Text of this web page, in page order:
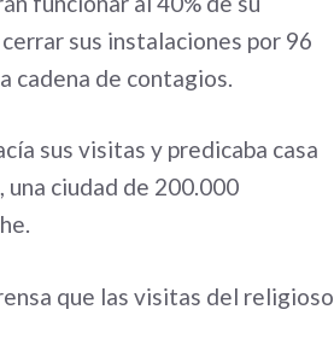
sus instalaciones por 96
cadena de contagios.
sus visitas y predicaba casa
una ciudad de 200.000
que las visitas del religioso